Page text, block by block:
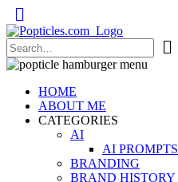
Popticles.com
HOME
ABOUT ME
CATEGORIES
AI
AI PROMPTS
BRANDING
BRAND HISTORY